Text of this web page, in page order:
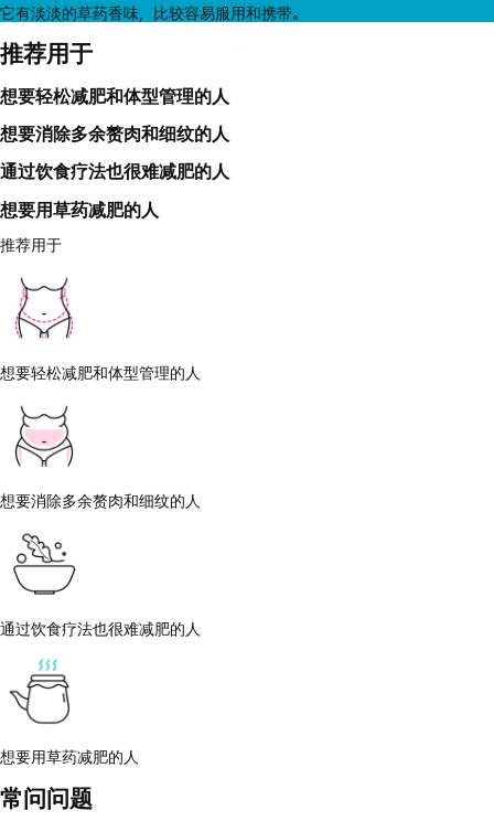
它有淡淡的草药香味，比较容易服用和携带。
推荐用于
想要轻松减肥和体型管理的人
想要消除多余赘肉和细纹的人
通过饮食疗法也很难减肥的人
想要用草药减肥的人
推荐用于
想要轻松减肥和体型管理的人
想要消除多余赘肉和细纹的人
通过饮食疗法也很难减肥的人
想要用草药减肥的人
常问问题